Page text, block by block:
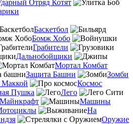
Отряд Котят
Баскетбол
Бомж Хобо
Грабители
Дальнобойщики
Мортал Комбат
Защита Башни
Зомби
Маккой
Космос
Пушка
Лего
Майнкрафт
Машины
На
Оружие